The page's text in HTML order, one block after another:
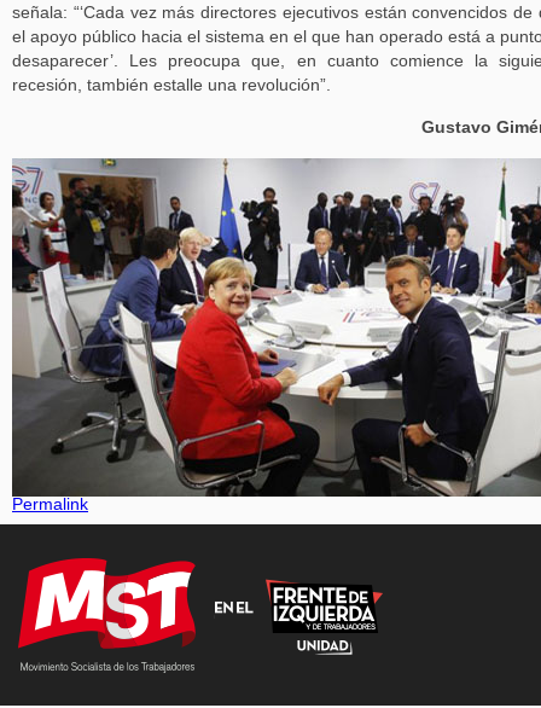
señala: “‘Cada vez más directores ejecutivos están convencidos de
el apoyo público hacia el sistema en el que han operado está a
desaparecer’. Les preocupa que, en cuanto comience la
recesión, también estalle una revolución”.
Gustavo
Permalink